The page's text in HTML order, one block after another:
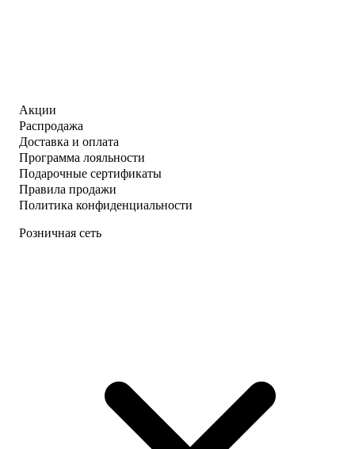
Акции
Распродажа
Доставка и оплата
Программа лояльности
Подарочные сертификаты
Правила продажи
Политика конфиденциальности
Розничная сеть